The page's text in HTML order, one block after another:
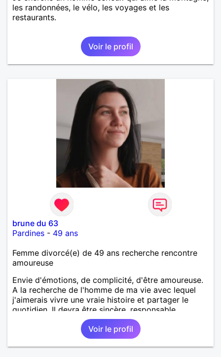
les randonnées, le vélo, les voyages et les
restaurants.
Voir le profil
brune du 63
Pardines - 49 ans
Femme divorcé(e) de 49 ans recherche rencontre
amoureuse
Envie d'émotions, de complicité, d'être amoureuse.
A la recherche de l'homme de ma vie avec lequel
j'aimerais vivre une vraie histoire et partager le
quotidien. Il devra être sincère, responsable,
ambitieux, entreprenant, fort de caractère et avec le
sens de l'humour. Il saura me chouchouter et me
mettre en valeur, me donner son amour et attention.
Merci de m'avoir lu et à bientôt...
Voir le profil